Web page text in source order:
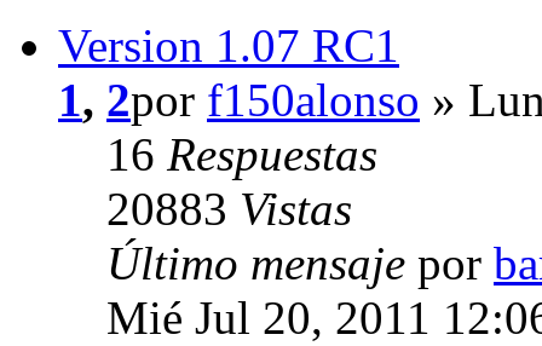
Version 1.07 RC1
1, 2por f150alonso »
16 Respuestas
20883 Vistas
Último mensaje por
Mié Jul 20, 2011